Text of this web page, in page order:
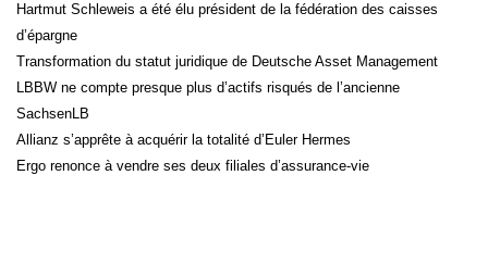
Hartmut Schleweis a été élu président de la fédération des caisses
d’épargne
Transformation du statut juridique de Deutsche Asset Management
LBBW ne compte presque plus d’actifs risqués de l’ancienne
SachsenLB
Allianz s’apprête à acquérir la totalité d’Euler Hermes
Ergo renonce à vendre ses deux filiales d’assurance-vie